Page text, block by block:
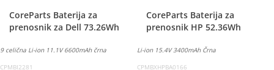
CoreParts Baterija za
prenosnik za Dell 73.26Wh
9 celična Li-ion 11.1V 6600mAh črna
CPMBI2281
CoreParts Baterija za
prenosnik HP 52.36Wh
Li-ion 15.4V 3400mAh Črna
CPMBXHPBA0166